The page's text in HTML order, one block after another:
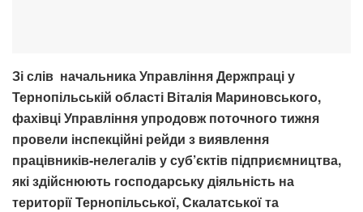
Зі слів начальника Управління Держпраці у
Тернопільській області Віталія Мариновського,
фахівці Управління упродовж поточного тижня
провели інспекційні рейди з виявлення
працівників-нелегалів у суб’єктів підприємництва,
які здійснюють господарську діяльність на
території Тернопільської, Скалатської та